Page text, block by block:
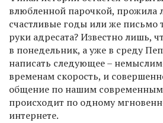
влюбленной парочкой, прожила
счастливые годы или же письмо
руки адресата? Известно лишь,
в понедельник, а уже в среду
написать следующее –
временам скорость, и
общение по нашим современным
происходит по одному
интернете.